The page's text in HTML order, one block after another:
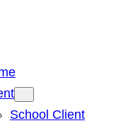
School Client